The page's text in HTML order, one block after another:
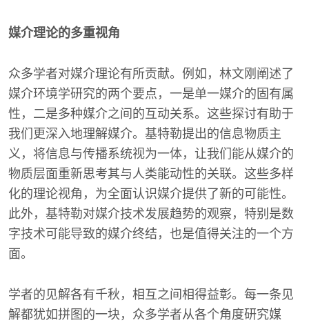
媒介理论的多重视角
众多学者对媒介理论有所贡献。例如，林文刚阐述了
媒介环境学研究的两个要点，一是单一媒介的固有属
性，二是多种媒介之间的互动关系。这些探讨有助于
我们更深入地理解媒介。基特勒提出的信息物质主
义，将信息与传播系统视为一体，让我们能从媒介的
物质层面重新思考其与人类能动性的关联。这些多样
化的理论视角，为全面认识媒介提供了新的可能性。
此外，基特勒对媒介技术发展趋势的观察，特别是数
字技术可能导致的媒介终结，也是值得关注的一个方
面。
学者的见解各有千秋，相互之间相得益彰。每一条见
解都犹如拼图的一块，众多学者从各个角度研究媒